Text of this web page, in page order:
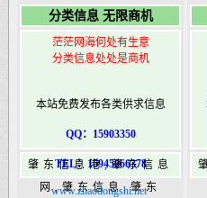
港
分类信息 无限商机
茫茫网海何处有生意
分类信息处处是商机
本站免费发布各类供求信息
QQ：15903350
TEL：15945066378
肇东信息港,肇东信息
网,肇东信息,肇东
www.zhaodongshi.net